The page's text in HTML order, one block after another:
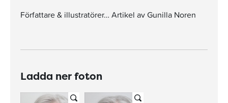
Författare & illustratörer… Artikel av Gunilla Noren
Ladda ner foton